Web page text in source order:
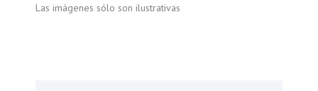
Las imágenes sólo son ilustrativas